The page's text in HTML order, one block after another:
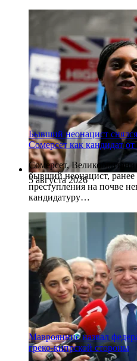
5 августа 2026
Бывший неонацист
Сомерсет как кандидат
Сомерсет,
бывший неонацист,
преступления на почве
кандидатуру…
Маврояннис назвал
греко-кипрской стороны